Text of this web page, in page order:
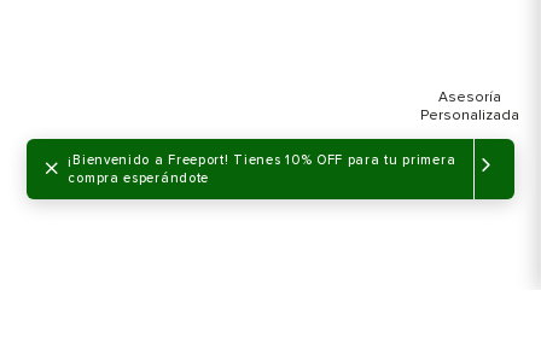
×
¡Bienvenido a Freeport! Tienes 10% OFF para tu primera
compra esperándote